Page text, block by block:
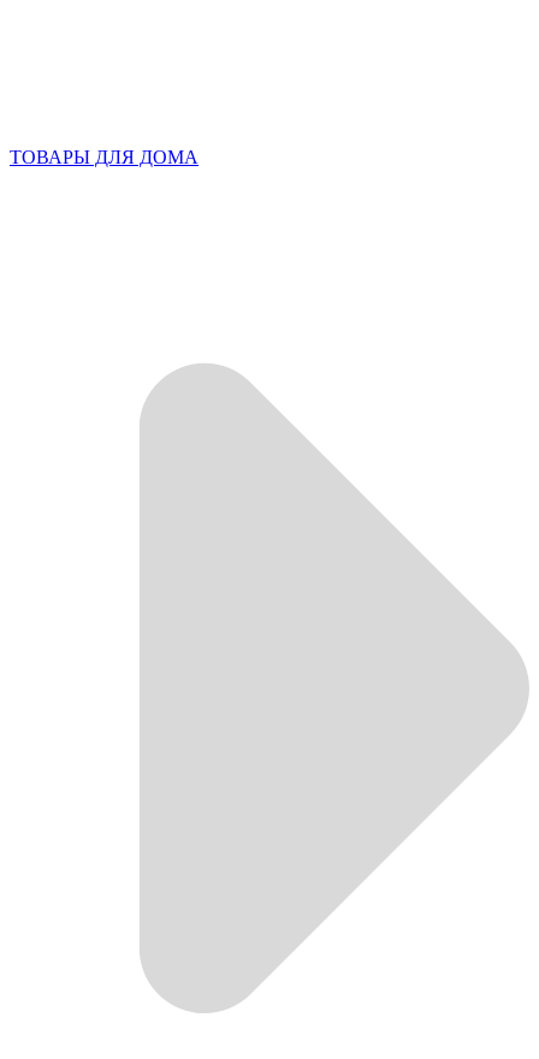
ТОВАРЫ ДЛЯ ДОМА